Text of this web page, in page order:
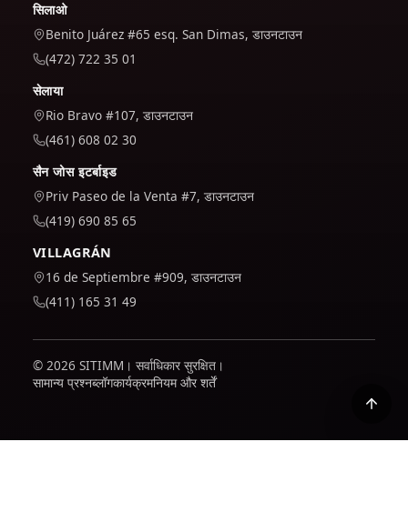
सिलाओ
Benito Juárez #65 esq. San Dimas, डाउनटाउन
(472) 722 35 01
सेलाया
Rio Bravo #107, डाउनटाउन
(461) 608 02 30
सैन जोस इटर्बाइड
Priv Paseo de la Venta #7, डाउनटाउन
(419) 690 85 65
VILLAGRÁN
16 de Septiembre #909, डाउनटाउन
(411) 165 31 49
© 2026 SITIMM। सर्वाधिकार सुरक्षित।
सामान्य प्रश्नब्लॉगकार्यक्रमनियम और शर्तें